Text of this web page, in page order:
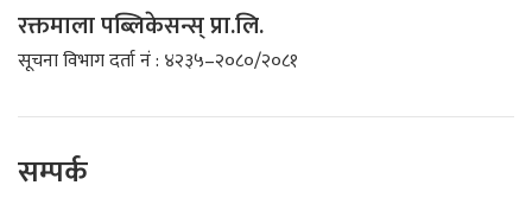
रक्तमाला पब्लिकेसन्स् प्रा.लि.
सूचना विभाग दर्ता नं : ४२३५–२०८०/२०८१
सम्पर्क